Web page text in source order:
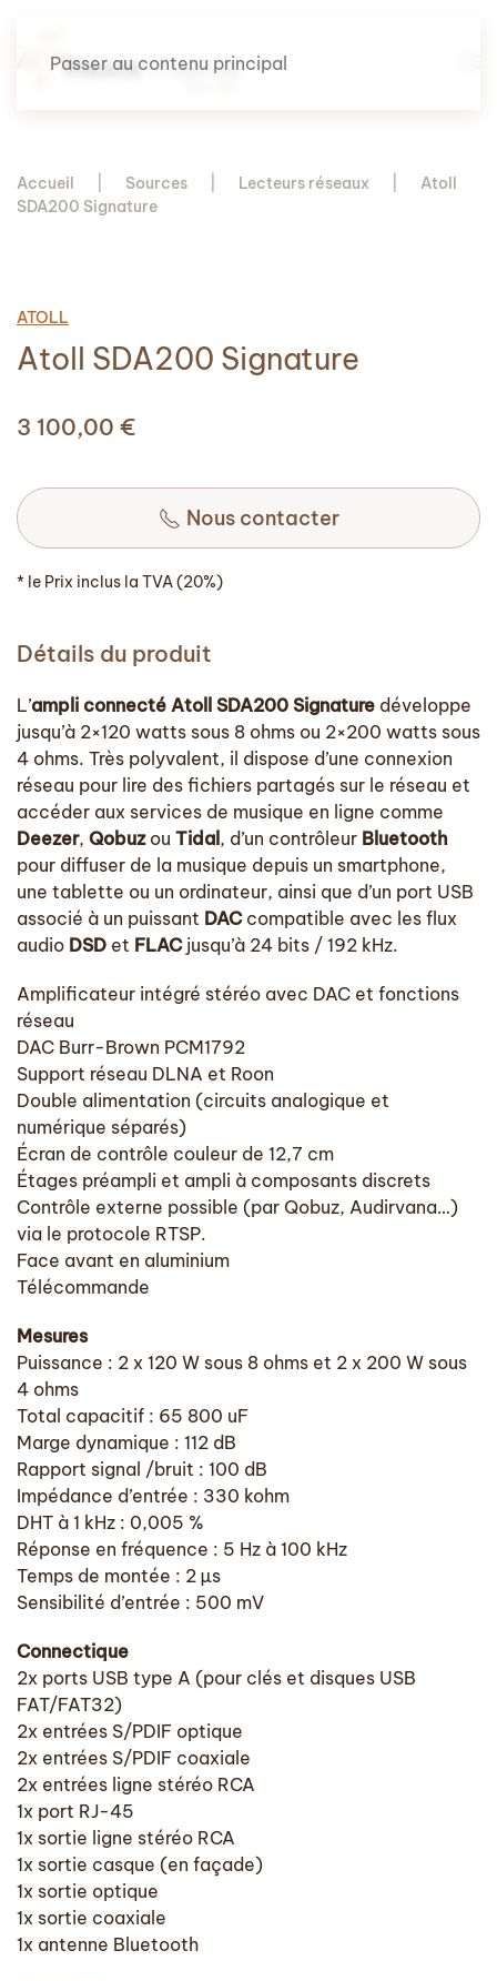
Passer au contenu principal
Accueil Sources Lecteurs réseaux
Atoll
SDA200 Signature
ATOLL
Atoll SDA200 Signature
3 100,00 €
Nous contacter
* le Prix inclus la TVA (20%)
Détails du produit
L’ampli connecté Atoll SDA200 Signature développe
jusqu’à 2×120 watts sous 8 ohms ou 2×200 watts sous
4 ohms. Très polyvalent, il dispose d’une connexion
réseau pour lire des fichiers partagés sur le réseau et
accéder aux services de musique en ligne comme
Deezer, Qobuzou Tidal , d’un contrôleur Bluetooth
pour diffuser de la musique depuis un smartphone,
une tablette ou un ordinateur, ainsi que d’un port USB
associé à un puissant DACcompatible avec les flux
audio DSD et FLACjusqu’à 24 bits / 192 kHz.
Amplificateur intégré stéréo avec DAC et fonctions
réseau
DAC Burr-Brown PCM1792
Support réseau DLNA et Roon
Double alimentation (circuits analogique et
numérique séparés)
Écran de contrôle couleur de 12,7 cm
Étages préampli et ampli à composants discrets
Contrôle externe possible (par Qobuz, Audirvana…)
via le protocole RTSP.
Face avant en aluminium
Télécommande
Mesures
Puissance : 2 x 120 W sous 8 ohms et 2 x 200 W sous
4 ohms
Total capacitif : 65 800 uF
Marge dynamique : 112 dB
Rapport signal /bruit : 100 dB
Impédance d’entrée : 330 kohm
DHT à 1 kHz : 0,005 %
Réponse en fréquence : 5 Hz à 100 kHz
Temps de montée : 2 µs
Sensibilité d’entrée : 500 mV
Connectique
2x ports USB type A (pour clés et disques USB
FAT/FAT32)
2x entrées S/PDIF optique
2x entrées S/PDIF coaxiale
2x entrées ligne stéréo RCA
1x port RJ-45
1x sortie ligne stéréo RCA
1x sortie casque (en façade)
1x sortie optique
1x sortie coaxiale
1x antenne Bluetooth